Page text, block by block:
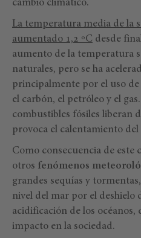
cambio climático.
La temperatura media de la
aumentado 1,2 ºC desde
aumento de la temperatura
naturales, pero se ha
principalmente por el uso
el carbón, el petróleo y el
combustibles fósiles liberan
provoca el calentamiento del
Como consecuencia de
otros fenómenos
grandes sequías y tormentas,
nivel del mar por el deshielo
acidificación de los
impacto en la sociedad.